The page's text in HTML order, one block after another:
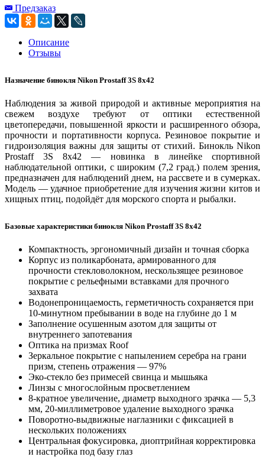
Предзаказ
Описание
Отзывы
Назначение бинокля Nikon Prostaff 3S 8x42
Наблюдения за живой природой и активные мероприятия на
свежем воздухе требуют от оптики естественной
цветопередачи, повышенной яркости и расширенного обзора,
прочности и портативности корпуса. Резиновое покрытие и
гидроизоляция важны для защиты от стихий. Бинокль Nikon
Prostaff 3S 8x42 — новинка в линейке спортивной
наблюдательной оптики, с широким (7,2 град.) полем зрения,
предназначен для наблюдений днем, на рассвете и в сумерках.
Модель — удачное приобретение для изучения жизни китов и
хищных птиц, подойдёт для морского спорта и рыбалки.
Базовые характеристики бинокля Nikon Prostaff 3S 8x42
Компактность, эргономичный дизайн и точная сборка
Корпус из поликарбоната, армированного для
прочности стекловолокном, нескользящее резиновое
покрытие с рельефными вставками для прочного
захвата
Водонепроницаемость, герметичность сохраняется при
10-минутном пребывании в воде на глубине до 1 м
Заполнение осушенным азотом для защиты от
внутреннего запотевания
Оптика на призмах Roof
Зеркальное покрытие с напылением серебра на грани
призм, степень отражения — 97%
Эко-стекло без примесей свинца и мышьяка
Линзы с многослойным просветлением
8-кратное увеличение, диаметр выходного зрачка — 5,3
мм, 20-миллиметровое удаление выходного зрачка
Поворотно-выдвижные наглазники с фиксацией в
нескольких положениях
Центральная фокусировка, диоптрийная корректировка
и настройка под базу глаз